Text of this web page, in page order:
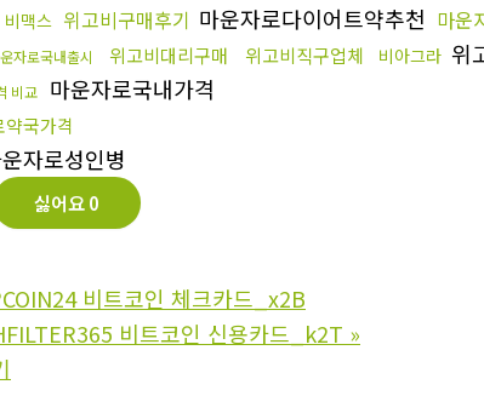
비맥스 위고비구매후기 마운자로다이어트약추천 마운
자로국내출시 위고비대리구매 위고비직구업체 비아그라 위
비교 마운자로국내가격
국가격
자로성인병
싫어요0
비트코인 체크카드_x2B
비트코인 신용카드_k2T »